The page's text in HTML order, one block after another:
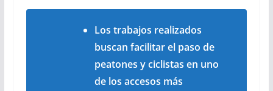
Los trabajos realizados
buscan facilitar el paso de
peatones y ciclistas en uno
de los accesos más